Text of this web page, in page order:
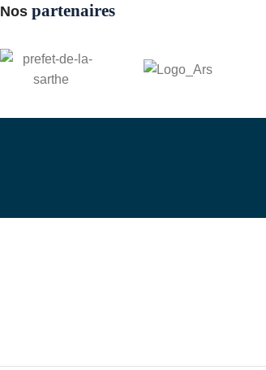
Nos partenaires